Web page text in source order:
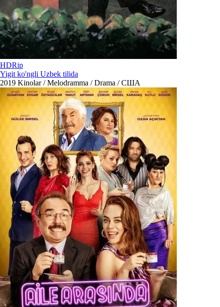
HDRip
Yigit ko'ngli Uzbek tilida
2019 Kinolar / Melodramma / Drama / США